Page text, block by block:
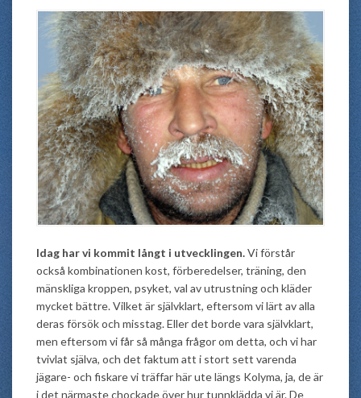
Idag har vi kommit långt i utvecklingen.Vi förstår
också kombinationen kost, förberedelser, träning, den
mänskliga kroppen, psyket, val av utrustning och kläder
mycket bättre. Vilket är självklart, eftersom vi lärt av alla
deras försök och misstag. Eller det borde vara självklart,
men eftersom vi får så många frågor om detta, och vi har
tvivlat själva, och det faktum att i stort sett varenda
jägare- och fiskare vi träffar här ute längs Kolyma, ja, de är
i det närmaste chockade över hur tunnklädda vi är. De